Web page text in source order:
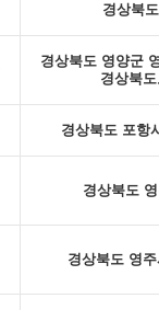
경상북
경상북도 영양군
경상북
경상북도 포항
경상북도
경상북도 영